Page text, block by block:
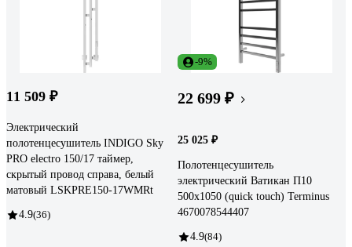
11 509 ₽
Электрический
полотенцесушитель INDIGO Sky
PRO electro 150/17 таймер,
скрытый провод справа, белый
матовый LSKPRE150-17WMRt
4.9(36)
-9%
22 699 ₽
25 025 ₽
Полотенцесушитель
электрический Ватикан П10
500x1050 (quick touch) Terminus
4670078544407
4.9(84)